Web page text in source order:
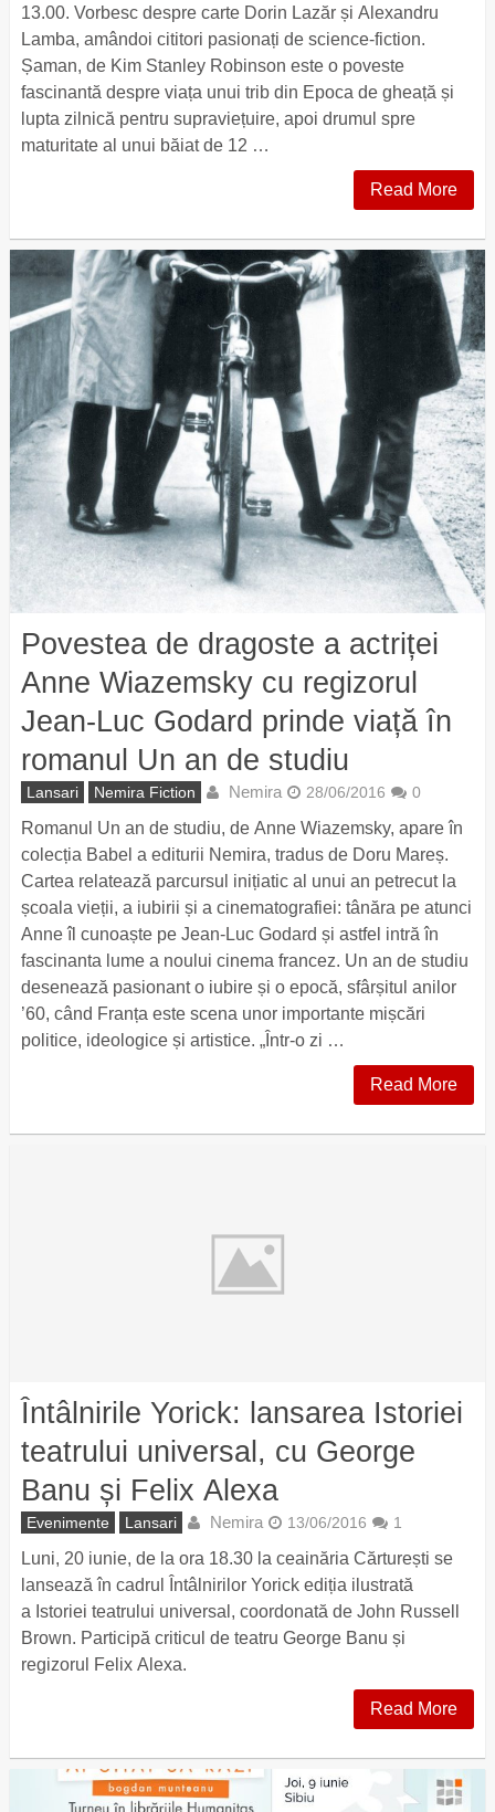
13.00. Vorbesc despre carte Dorin Lazăr și Alexandru
Lamba, amândoi cititori pasionați de science-fiction.
Șaman, de Kim Stanley Robinson este o poveste
fascinantă despre viața unui trib din Epoca de gheață și
lupta zilnică pentru supraviețuire, apoi drumul spre
maturitate al unui băiat de 12 …
Read More
Povestea de dragoste a actriței
Anne Wiazemsky cu regizorul
Jean-Luc Godard prinde viață în
romanul Un an de studiu
Lansari Nemira Fiction Nemira 28/06/2016 0
Romanul Un an de studiu, de Anne Wiazemsky, apare în
colecția Babel a editurii Nemira, tradus de Doru Mareș.
Cartea relatează parcursul inițiatic al unui an petrecut la
școala vieții, a iubirii și a cinematografiei: tânăra pe atunci
Anne îl cunoaște pe Jean-Luc Godard și astfel intră în
fascinanta lume a noului cinema francez. Un an de studiu
desenează pasionant o iubire și o epocă, sfârșitul anilor
’60, când Franța este scena unor importante mișcări
politice, ideologice și artistice. „Într-o zi …
Read More
Întâlnirile Yorick: lansarea Istoriei
teatrului universal, cu George
Banu și Felix Alexa
Evenimente Lansari Nemira 13/06/2016 1
Luni, 20 iunie, de la ora 18.30 la ceainăria Cărturești se
lansează în cadrul Întâlnirilor Yorick ediția ilustrată
a Istoriei teatrului universal, coordonată de John Russell
Brown. Participă criticul de teatru George Banu și
regizorul Felix Alexa.
Read More